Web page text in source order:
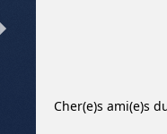
Cher(e)s ami(e)s